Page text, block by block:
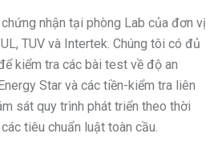
nhận tại phòng Lab của đơn vị
TUV và Intertek. Chúng tôi có đủ
kiểm tra các bài test về độ an
Star và các tiền-kiểm tra liên
sát quy trình phát triển theo thời
tiêu chuẩn luật toàn cầu.